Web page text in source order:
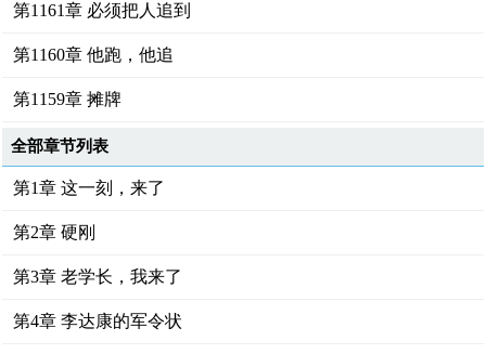
第1161章 必须把人追到
第1160章 他跑，他追
第1159章 摊牌
全部章节列表
第1章 这一刻，来了
第2章 硬刚
第3章 老学长，我来了
第4章 李达康的军令状